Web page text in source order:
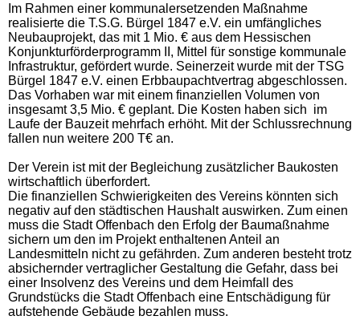
Im Rahmen einer kommunalersetzenden Maßnahme
realisierte die T.S.G. Bürgel 1847 e.V. ein umfängliches
Neubauprojekt, das mit 1 Mio. € aus dem Hessischen
Konjunkturförderprogramm II, Mittel für sonstige kommunale
Infrastruktur, gefördert wurde. Seinerzeit wurde mit der TSG
Bürgel 1847 e.V. einen Erbbaupachtvertrag abgeschlossen.
Das Vorhaben war mit einem finanziellen Volumen von
insgesamt 3,5 Mio. € geplant. Die Kosten haben sich im
Laufe der Bauzeit mehrfach erhöht. Mit der Schlussrechnung
fallen nun weitere 200 T€ an.
Der Verein ist mit der Begleichung zusätzlicher Baukosten
wirtschaftlich überfordert.
Die finanziellen Schwierigkeiten des Vereins könnten sich
negativ auf den städtischen Haushalt auswirken. Zum einen
muss die Stadt Offenbach den Erfolg der Baumaßnahme
sichern um den im Projekt enthaltenen Anteil an
Landesmitteln nicht zu gefährden. Zum anderen besteht trotz
absichernder vertraglicher Gestaltung die Gefahr, dass bei
einer Insolvenz des Vereins und dem Heimfall des
Grundstücks die Stadt Offenbach eine Entschädigung für
aufstehende Gebäude bezahlen muss.